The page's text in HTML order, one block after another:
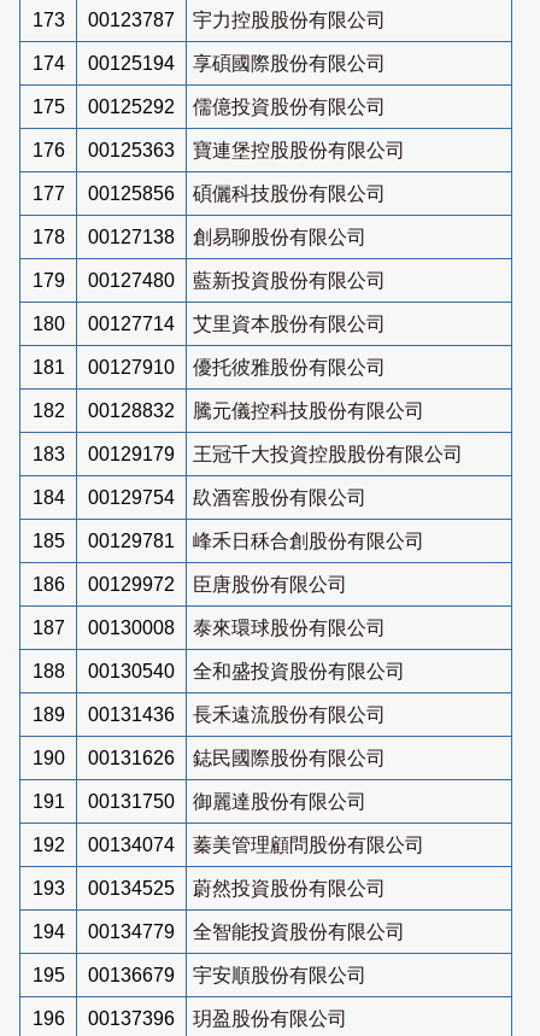
173 00123787 宇力控股股份有限公司
174 00125194 享碩國際股份有限公司
175 00125292 儒億投資股份有限公司
176 00125363 寶連堡控股股份有限公司
177 00125856 碩儷科技股份有限公司
178 00127138 創易聊股份有限公司
179 00127480 藍新投資股份有限公司
180 00127714 艾里資本股份有限公司
181 00127910 優托彼雅股份有限公司
182 00128832 騰元儀控科技股份有限公司
183 00129179 王冠千大投資控股股份有限公司
184 00129754 镹酒窖股份有限公司
185 00129781 峰禾日秝合創股份有限公司
186 00129972 臣唐股份有限公司
187 00130008 泰來環球股份有限公司
188 00130540 全和盛投資股份有限公司
189 00131436 長禾遠流股份有限公司
190 00131626 鋕民國際股份有限公司
191 00131750 御麗達股份有限公司
192 00134074 蓁美管理顧問股份有限公司
193 00134525 蔚然投資股份有限公司
194 00134779 全智能投資股份有限公司
195 00136679 宇安順股份有限公司
196 00137396 玥盈股份有限公司